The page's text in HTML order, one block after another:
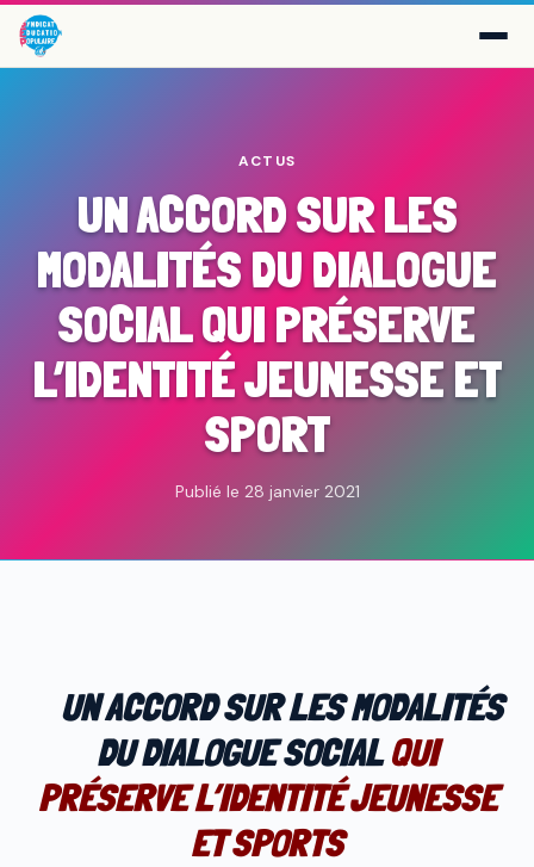
ACTUS
UN ACCORD SUR LES
MODALITÉS DU DIALOGUE
SOCIAL QUI PRÉSERVE
L’IDENTITÉ JEUNESSE ET
SPORT
Publié le 28 janvier 2021
UN ACCORD SUR LES MODALITÉS
DU DIALOGUE SOCIALQUI
PRÉSERVE L’IDENTITÉ JEUNESSE
ET SPORTS